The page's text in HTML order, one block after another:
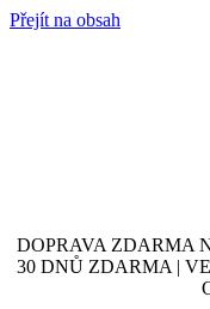
Přejít na obsah
DOPRAVA ZDARMA
30 DNŮ ZDARMA |